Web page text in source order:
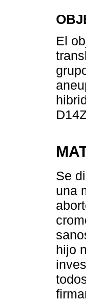
El
Se
una
hijo